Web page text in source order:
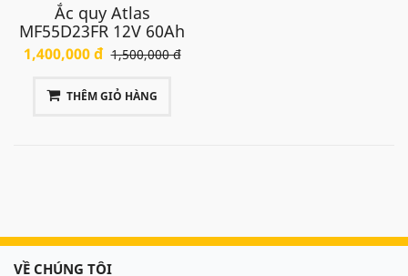
Ắc quy Atlas
MF55D23FR 12V 60Ah
1,400,000 đ 1,500,000 đ
THÊM GIỎ HÀNG
VỀ CHÚNG TÔI